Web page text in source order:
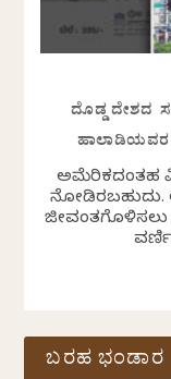
ದೊಡ್ಡ ದೇಶದ
ಹಾಲಾಡಿಯವರ
ಅಮೆರಿಕದಂತಹ
ನೋಡಿರಬಹುದು.
ಜೀವಂತಗೊಳಿಸಲು
ಬರಹ ಭಂಡಾರ